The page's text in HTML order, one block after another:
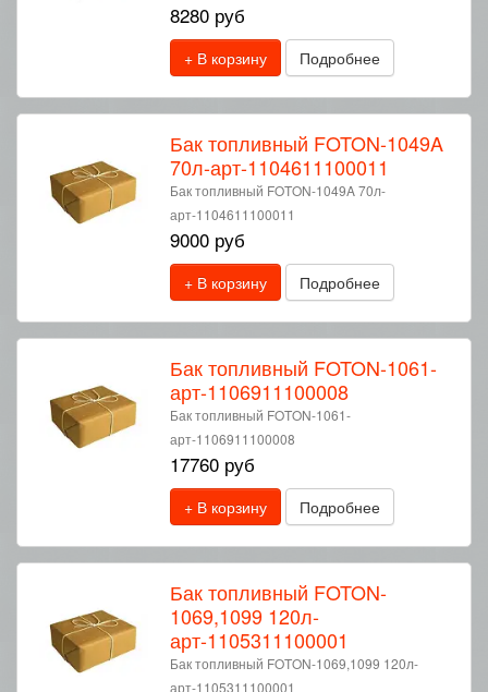
8280 руб
+ В корзину Подробнее
Бак топливный FOTON-1049A
70л-арт-1104611100011
Бак топливный FOTON-1049A 70л-
арт-1104611100011
9000 руб
+ В корзину Подробнее
Бак топливный FOTON-1061-
арт-1106911100008
Бак топливный FOTON-1061-
арт-1106911100008
17760 руб
+ В корзину Подробнее
Бак топливный FOTON-
1069,1099 120л-
арт-1105311100001
Бак топливный FOTON-1069,1099 120л-
арт-1105311100001